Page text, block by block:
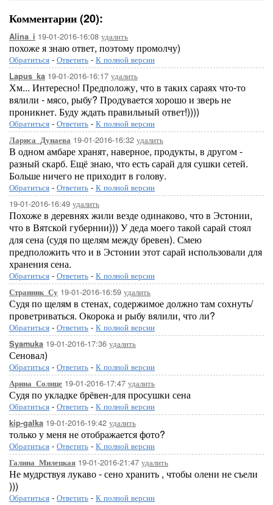
Комментарии (20):
Alina_i 19-01-2016-16:08 удалить
похоже я знаю ответ, поэтому промолчу)
Обратиться - Ответить - К полной версии
Lapus_ka 19-01-2016-16:17 удалить
Хм... Интересно! Предположу, что в таких сараях что-то
вялили - мясо, рыбу? Продувается хорошо и зверь не
проникнет. Буду ждать правильный ответ!))))
Обратиться - Ответить - К полной версии
Лариса_Дунаева 19-01-2016-16:32 удалить
В одном амбаре хранят, наверное, продукты, в другом -
разный скарб. Ещё знаю, что есть сарай для сушки сетей.
Больше ничего не приходит в голову.
Обратиться - Ответить - К полной версии
19-01-2016-16:49 удалить
Похоже в деревнях жили везде одинаково, что в Эстонии,
что в Вятской губернии))) У деда моего такой сарай стоял
для сена (судя по щелям между бревен). Смею
предположить что и в Эстонии этот сарай использовали для
хранения сена.
Обратиться - Ответить - К полной версии
Странник_Су 19-01-2016-16:59 удалить
Судя по щелям в стенах, содержимое должно там сохнуть/
проветриваться. Окорока и рыбу вялили, что ли?
Обратиться - Ответить - К полной версии
Syamuka 19-01-2016-17:36 удалить
Сеновал)
Обратиться - Ответить - К полной версии
Арина_Солнце 19-01-2016-17:47 удалить
Судя по укладке брёвен-для просушки сена
Обратиться - Ответить - К полной версии
kip-galka 19-01-2016-19:42 удалить
только у меня не отображается фото?
Обратиться - Ответить - К полной версии
Галина_Милецкая 19-01-2016-21:47 удалить
Не мудрствуя лукаво - сено хранить , чтобы олени не съели
)))
Обратиться - Ответить - К полной версии